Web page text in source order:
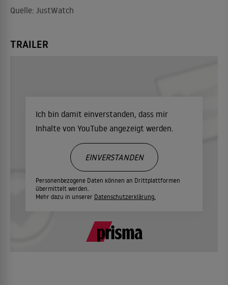
Quelle: JustWatch
TRAILER
Ich bin damit einverstanden, dass mir
Inhalte von YouTube angezeigt werden.
Personenbezogene Daten können an Drittplattformen
übermittelt werden.
Mehr dazu in unserer Datenschutzerklärung.
EINVERSTANDEN